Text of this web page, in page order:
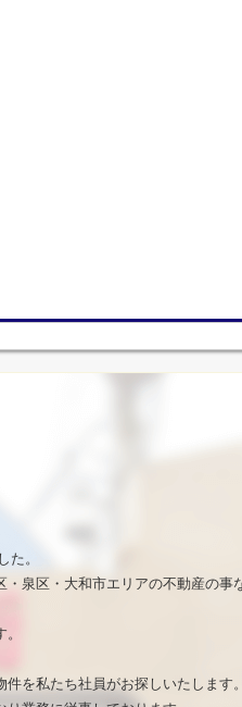
た。
泉区・大和市エリアの不動産の事
を私たち社員がお探しいたします。